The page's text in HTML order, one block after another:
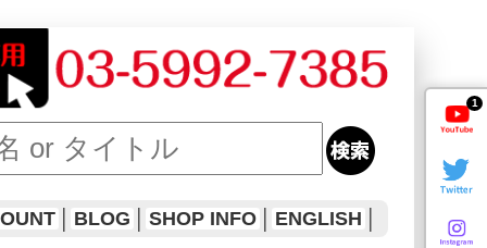
1
BLOG SHOP INFO ENGLISH